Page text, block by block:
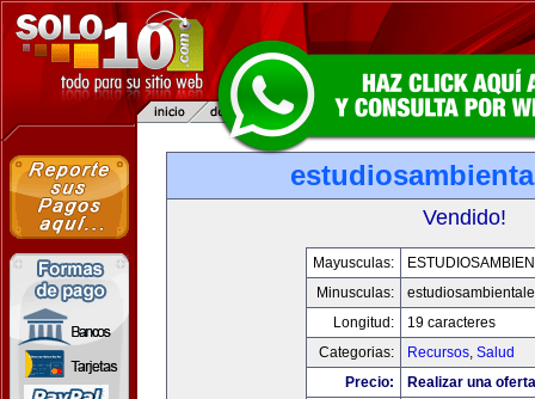
Vendido!
Mayusculas:
Minusculas:
Longitud:
19 caracteres
Categorias:
Recursos, Salud
Precio:
Realizar una